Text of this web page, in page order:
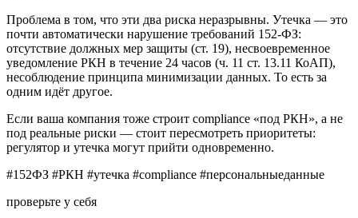
Проблема в том, что эти два риска неразрывны. Утечка — это
почти автоматически нарушение требований 152-ФЗ:
отсутствие должных мер защиты (ст. 19), несвоевременное
уведомление РКН в течение 24 часов (ч. 11 ст. 13.11 КоАП),
несоблюдение принципа минимизации данных. То есть за
одним идёт другое.
Если ваша компания тоже строит compliance «под РКН», а не
под реальные риски — стоит пересмотреть приоритеты:
регулятор и утечка могут прийти одновременно.
#152ФЗ #РКН #утечка #compliance #персональныеданные
проверьте у себя